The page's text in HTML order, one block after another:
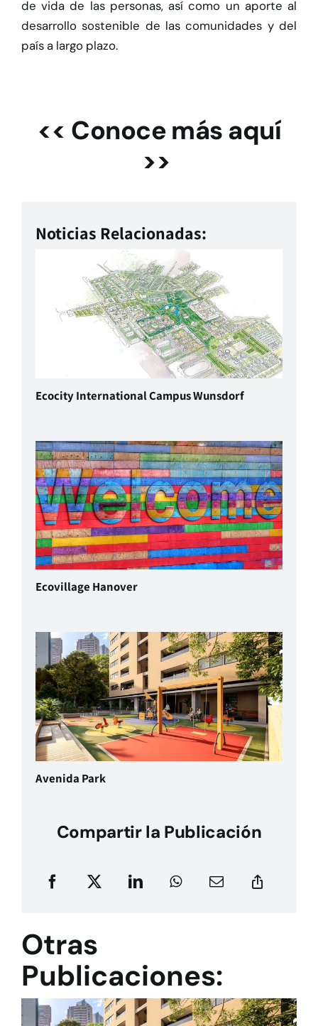
de vida de las personas, así como un aporte al
desarrollo sostenible de las comunidades y del
país a largo plazo.
<< Conoce más aquí
>>
Noticias Relacionadas:
Ecocity International Campus Wunsdorf
Ecovillage Hanover
Avenida Park
Compartir la Publicación
Otras
Publicaciones: